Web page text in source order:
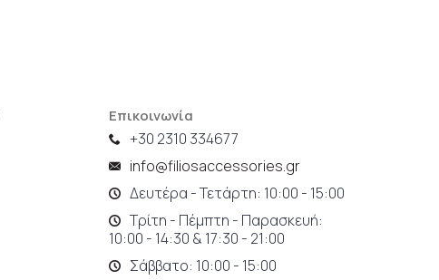
Επικοινωνία
+30 2310 334677
info@filiosaccessories.gr
Δευτέρα - Τετάρτη: 10:00 - 15:00
Τρίτη - Πέμπτη - Παρασκευή:
10:00 - 14:30 & 17:30 - 21:00
Σάββατο: 10:00 - 15:00